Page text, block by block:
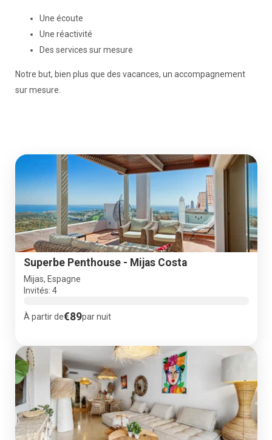
Une écoute
Une réactivité
Des services sur mesure
Notre but, bien plus que des vacances, un accompagnement
sur mesure.
Superbe Penthouse - Mijas Costa
Mijas, Espagne
Invités: 4
À partir de€89par nuit